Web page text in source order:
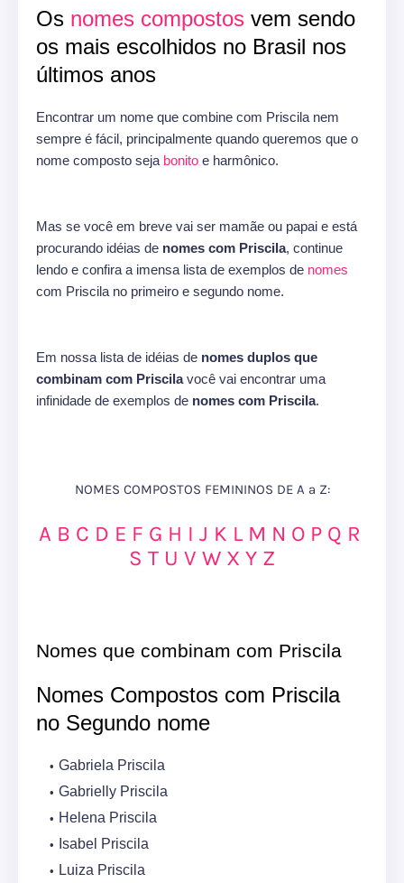
Os nomes compostos vem sendo
os mais escolhidos no Brasil nos
últimos anos
Encontrar um nome que combine com Priscila nem
sempre é fácil, principalmente quando queremos que o
nome composto seja bonito e harmônico.
Mas se você em breve vai ser mamãe ou papai e está
procurando idéias de nomes com Priscila, continue
lendo e confira a imensa lista de exemplos de nomes
com Priscila no primeiro e segundo nome.
Em nossa lista de idéias de nomes duplos que
combinam com Priscilavocê vai encontrar uma
infinidade de exemplos de nomes com Priscila.
NOMES COMPOSTOS FEMININOS DE A a Z:
A B C D E F G H I J K L M N O P Q R
S T U V W X Y Z
Nomes que combinam com Priscila
Nomes Compostos com Priscila
no Segundo nome
Gabriela Priscila
Gabrielly Priscila
Helena Priscila
Isabel Priscila
Luiza Priscila